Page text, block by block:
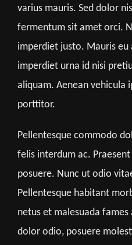
varius mauris. Sed dolor
fermentum sit amet orci.
imperdiet justo. Mauris
imperdiet urna id nisi
aliquam. Aenean vehicula
porttitor.
Pellentesque commodo
felis interdum ac.
posuere. Nunc ut odio
Pellentesque habitant
netus et malesuada fames
dolor odio, posuere